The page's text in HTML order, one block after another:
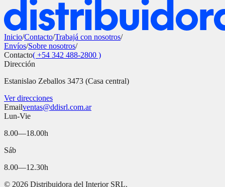
Inicio/Contacto/Trabajá con nosotros/
Envíos/Sobre nosotros/
Contacto( +54 342 488-2800 )
Dirección
Estanislao Zeballos 3473 (Casa central)
Ver direcciones
Emailventas@ddisrl.com.ar
Lun-Vie
8.00—18.00h
Sáb
8.00—12.30h
© 2026 Distribuidora del Interior SRL.